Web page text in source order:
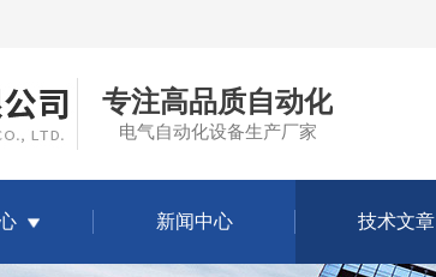
专注高品质自动化
电气自动化设备生产厂家
新闻中心 技术文章